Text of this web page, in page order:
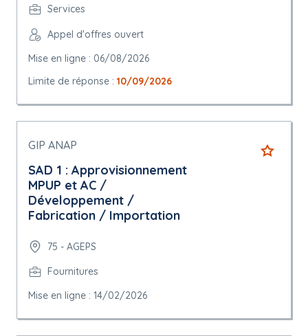
Services
Appel d'offres ouvert
Mise en ligne : 06/08/2026
Limite de réponse : 10/09/2026
GIP ANAP
SAD 1 : Approvisionnement
MPUP et AC /
Développement /
Fabrication / Importation
75 - AGEPS
Fournitures
Mise en ligne : 14/02/2026